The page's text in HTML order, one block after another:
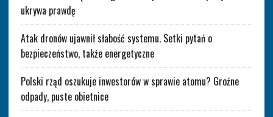
ukrywa prawdę
Atak dronów ujawnił słabość systemu. Setki pytań o
bezpieczeństwo, także energetyczne
Polski rząd oszukuje inwestorów w sprawie atomu? Groźne
odpady, puste obietnice